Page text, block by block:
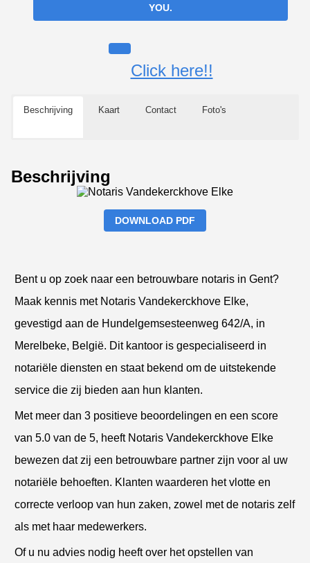
YOU.
Click here!!
Beschrijving Kaart Contact Foto's
Beschrijving
DOWNLOAD PDF
Bent u op zoek naar een betrouwbare notaris in Gent?
Maak kennis met Notaris Vandekerckhove Elke,
gevestigd aan de Hundelgemsesteenweg 642/A, in
Merelbeke, België. Dit kantoor is gespecialiseerd in
notariële diensten en staat bekend om de uitstekende
service die zij bieden aan hun klanten.
Met meer dan 3 positieve beoordelingen en een score
van 5.0 van de 5, heeft Notaris Vandekerckhove Elke
bewezen dat zij een betrouwbare partner zijn voor al uw
notariële behoeften. Klanten waarderen het vlotte en
correcte verloop van hun zaken, zowel met de notaris zelf
als met haar medewerkers.
Of u nu advies nodig heeft over het opstellen van